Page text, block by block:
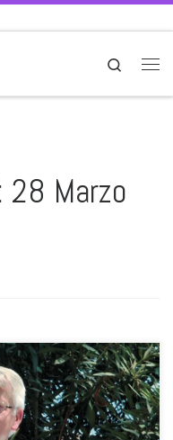
Search
28 Marzo
vita, dove si
e più vere